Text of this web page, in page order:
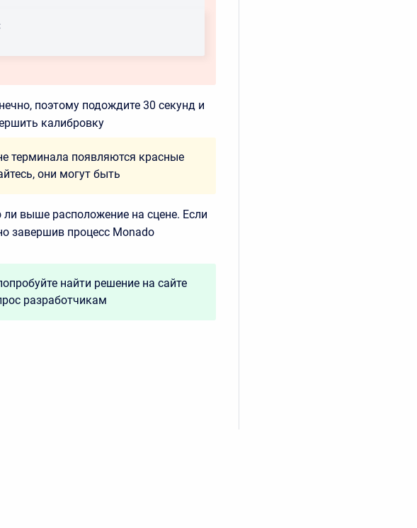
поэтому подождите 30 секунд и
калибровку
терминала появляются красные
они могут быть
ли выше расположение на сцене. Если
завершив процесс Monado
найти решение на сайте
разработчикам